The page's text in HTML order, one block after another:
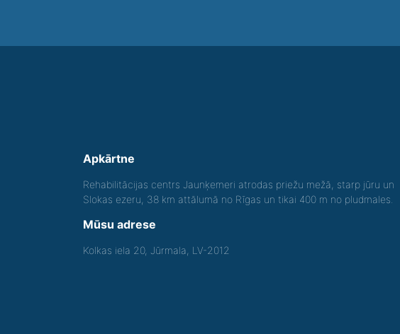
Apkārtne
Rehabilitācijas centrs Jaunķemeri atrodas priežu mežā, starp jūru un
Slokas ezeru, 38 km attālumā no Rīgas un tikai 400 m no pludmales.
Mūsu adrese
Kolkas iela 20, Jūrmala, LV-2012